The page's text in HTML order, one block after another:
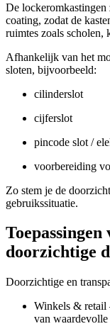
De lockeromkastingen
coating, zodat de
ruimtes zoals scholen,
Afhankelijk van het
sloten, bijvoorbeeld:
cilinderslot
cijferslot
pincode slot /
voorbereiding
Zo stem je de
gebruikssituatie.
doorzichtige
Doorzichtige en
Winkels & retail
van